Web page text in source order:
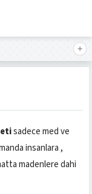
sadece med ve
insanlara ,
madenlere dahi